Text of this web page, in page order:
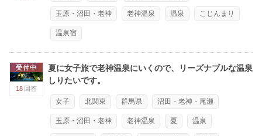
玉原・沼田・老神 老神温泉 温泉 こじんまり
温泉宿
受付中
18 回答
夏に女子旅で老神温泉にいくので、リーズナブルな温泉
しりたいです。
女子 北関東 群馬県 沼田・老神・尾瀬
玉原・沼田・老神 老神温泉 夏 温泉